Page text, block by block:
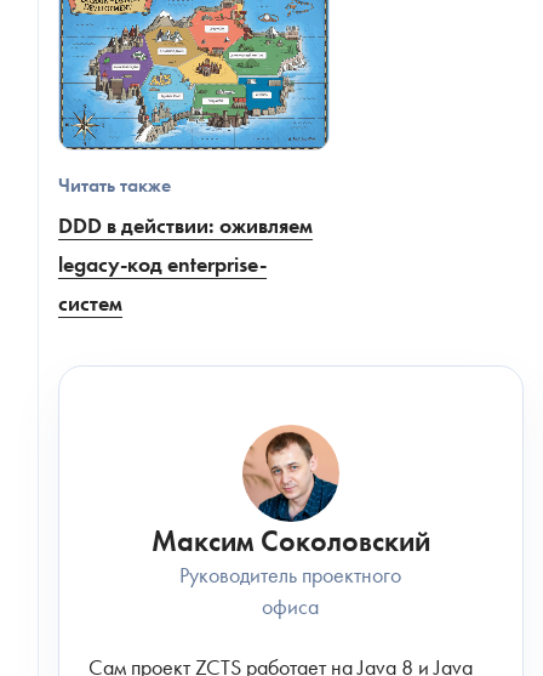
Читать также
DDD в действии: оживляем
legacy-код enterprise-
систем
Максим Соколовский
Руководитель проектного
офиса
Сам проект ZCTS работает на Java 8 и Java